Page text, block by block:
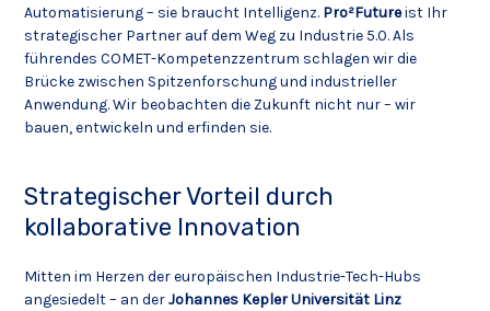
Automatisierung – sie braucht Intelligenz. Pro²Futureist Ihr
strategischer Partner auf dem Weg zu Industrie 5.0. Als
führendes COMET-Kompetenzzentrum schlagen wir die
Brücke zwischen Spitzenforschung und industrieller
Anwendung. Wir beobachten die Zukunft nicht nur – wir
bauen, entwickeln und erfinden sie.
Strategischer Vorteil durch
kollaborative Innovation
Mitten im Herzen der europäischen Industrie-Tech-Hubs
angesiedelt – an derJohannes Kepler Universität Linz